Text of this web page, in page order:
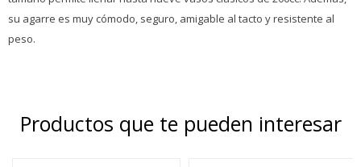
su agarre es muy cómodo, seguro, amigable al tacto y resistente al
peso.
Productos que te pueden interesar